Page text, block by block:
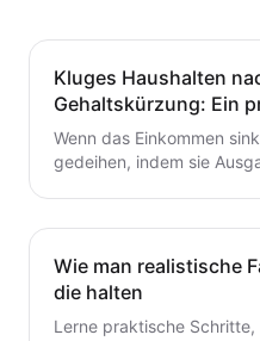
Kluges Haushalten
Gehaltskürzung: Ein
Wenn das Einkommen
gedeihen, indem sie
dauerhafte Stabilität
Wie man realistische
die halten
Lerne praktische Schritte,